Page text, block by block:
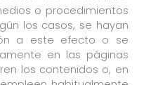
o procedimientos
los casos, se hayan
a este efecto o se
en las páginas
los contenidos o, en